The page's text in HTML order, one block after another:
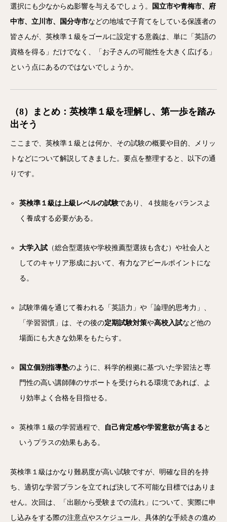
選択にも少なからぬ影響を与えるでしょう。
国立市や青梅市、府
中市、立川市、国分寺市などの地域で子育てをしている保護者の
皆さんが、英検準１級をゴールに設定する意義は、単に「英語の
資格を得る」だけでなく、「お子さんの可能性を大きく広げる」
という点にあるのではないでしょうか。
（8）まとめ：英検準１級を理解し、第一歩を踏み
出そう
ここまで、英検準１級とは何か、その試験の概要や目的、メリッ
トなどについて解説してきました。要点を整理すると、以下の通
りです。
英検準１級は上級レベルの試験であり、４技能をバランスよ
く養成する必要がある。
大学入試 （総合型選抜や学校推薦型選抜も含む）や社会人と
してのキャリア形成において、有力なアピールポイントにな
る。
試験準備を通じて養われる「英語力」や「論理的思考力」、
「学習習慣」は、その後の定期試験対策や高校入試など他の
場面にも大きな効果をもたらす。
国立個別指導塾のように、科学的根拠に基づいた学習法と専
門性の高い講師陣のサポートを受けられる環境であれば、よ
り効率よく合格を目指せる。
英検準１級の学習過程で、 自己肯定感や学習意欲が高まる と
いうプラスの効果もある。
英検準１級はかなり難易度が高い試験ですが、明確な目的を持
ち、適切な学習プランを立てれば決して不可能な目標ではありま
せん。次回は、「出願から受験までの流れ」について、実際に申
し込みをする際の注意点やスケジュール、具体的な手続きの進め